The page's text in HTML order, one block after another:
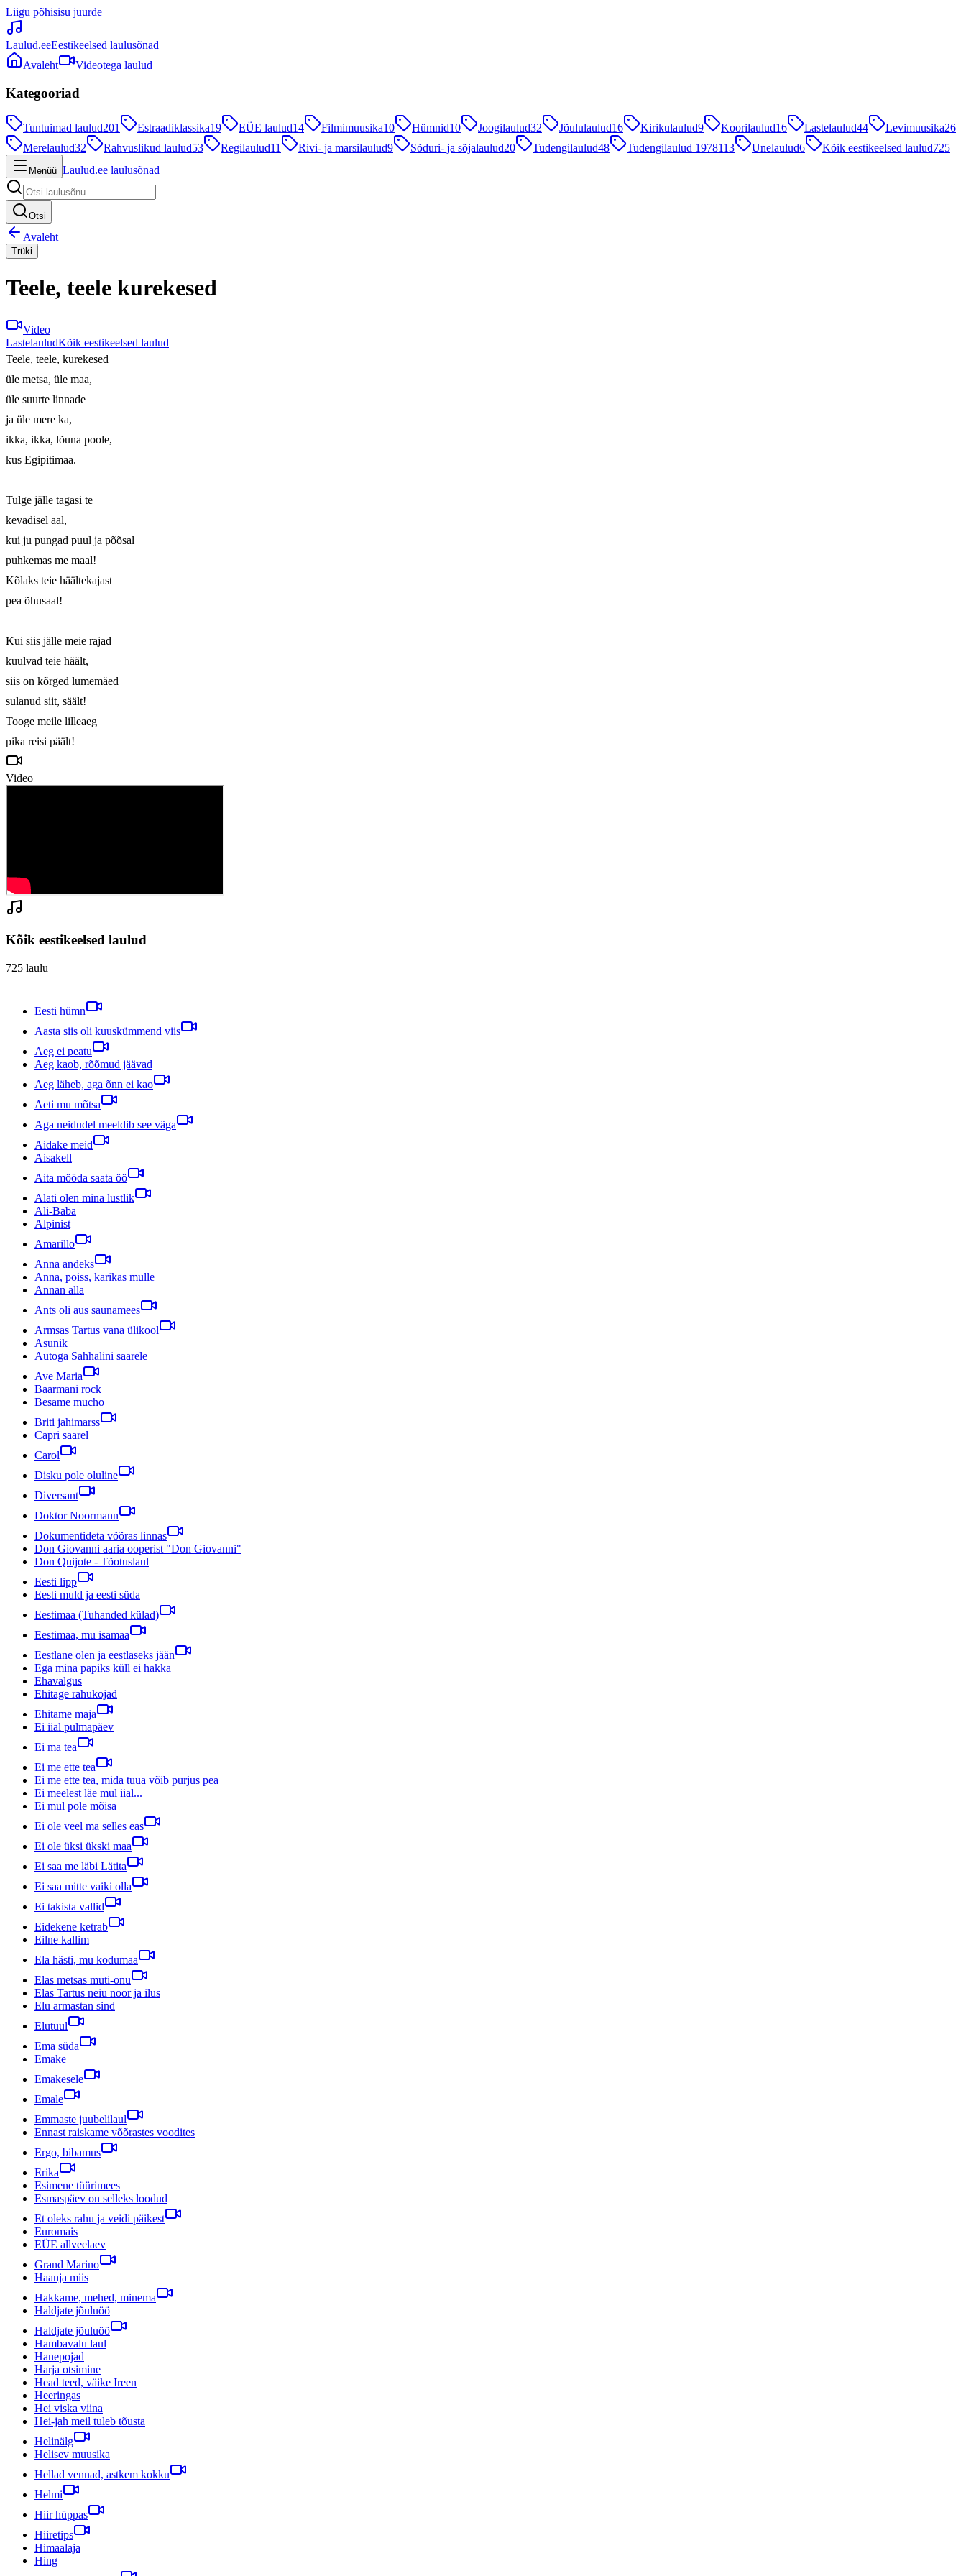
Liigu põhisisu juurde
Laulud.eeEestikeelsed laulusõnad
Avaleht
Videotega laulud
Kategooriad
Tuntuimad laulud201 Estraadiklassika19 EÜE laulud14 Filmimuusika10 Hümnid10 Joogilaulud32 Jõululaulud16 Kirikulaulud9 Koorilaulud16 Lastelaulud44 Levimuusika26
Merelaulud32 Rahvuslikud laulud53 Regilaulud11 Rivi- ja marsilaulud9 Sõduri- ja sõjalaulud20 Tudengilaulud48 Tudengilaulud 1978113 Unelaulud6 Kõik eestikeelsed laulud725
Menüü Laulud.ee laulusõnad
Otsi
Avaleht
Trüki
Teele, teele kurekesed
Video
LastelauludKõik eestikeelsed laulud
Teele, teele, kurekesed
üle metsa, üle maa,
üle suurte linnade
ja üle mere ka,
ikka, ikka, lõuna poole,
kus Egipitimaa.
Tulge jälle tagasi te
kevadisel aal,
kui ju pungad puul ja põõsal
puhkemas me maal!
Kõlaks teie häältekajast
pea õhusaal!
Kui siis jälle meie rajad
kuulvad teie häält,
siis on kõrged lumemäed
sulanud siit, säält!
Tooge meile lilleaeg
pika reisi päält!
Video
Kõik eestikeelsed laulud
725 laulu
Eesti hümn
Aasta siis oli kuuskümmend viis
Aeg ei peatu
Aeg kaob, rõõmud jäävad
Aeg läheb, aga õnn ei kao
Aeti mu mõtsa
Aga neidudel meeldib see väga
Aidake meid
Aisakell
Aita mööda saata öö
Alati olen mina lustlik
Ali-Baba
Alpinist
Amarillo
Anna andeks
Anna, poiss, karikas mulle
Annan alla
Ants oli aus saunamees
Armsas Tartus vana ülikool
Asunik
Autoga Sahhalini saarele
Ave Maria
Baarmani rock
Besame mucho
Briti jahimarss
Capri saarel
Carol
Disku pole oluline
Diversant
Doktor Noormann
Dokumentideta võõras linnas
Don Giovanni aaria ooperist "Don Giovanni"
Don Quijote - Tõotuslaul
Eesti lipp
Eesti muld ja eesti süda
Eestimaa (Tuhanded külad)
Eestimaa, mu isamaa
Eestlane olen ja eestlaseks jään
Ega mina papiks küll ei hakka
Ehavalgus
Ehitage rahukojad
Ehitame maja
Ei iial pulmapäev
Ei ma tea
Ei me ette tea
Ei me ette tea, mida tuua võib purjus pea
Ei meelest läe mul iial...
Ei mul pole mõisa
Ei ole veel ma selles eas
Ei ole üksi ükski maa
Ei saa me läbi Lätita
Ei saa mitte vaiki olla
Ei takista vallid
Eidekene ketrab
Eilne kallim
Ela hästi, mu kodumaa
Elas metsas muti-onu
Elas Tartus neiu noor ja ilus
Elu armastan sind
Elutuul
Ema süda
Emake
Emakesele
Emale
Emmaste juubelilaul
Ennast raiskame võõrastes voodites
Ergo, bibamus
Erika
Esimene tüürimees
Esmaspäev on selleks loodud
Et oleks rahu ja veidi päikest
Euromais
EÜE allveelaev
Grand Marino
Haanja miis
Hakkame, mehed, minema
Haldjate jõuluöö
Haldjate jõuluöö
Hambavalu laul
Hanepojad
Harja otsimine
Head teed, väike Ireen
Heeringas
Hei viska viina
Hei-jah meil tuleb tõusta
Helinälg
Helisev muusika
Hellad vennad, astkem kokku
Helmi
Hiir hüppas
Hiiretips
Himaalaja
Hing